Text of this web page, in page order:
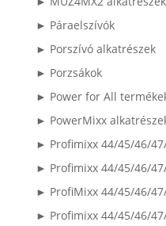
► Páraelszívók
► Porszívó alkatrészek
► Porzsákok
► Power for All
► PowerMixx
► Profimixx 44/45/46/
► Profimixx 44/45/46/
► ProfiMixx 44/45/46/
► Profimixx 44/45/46/